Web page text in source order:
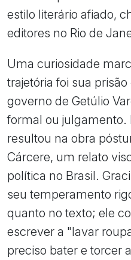
estilo literário afiado,
editores no Rio de
Uma curiosidade
trajetória foi sua
governo de Getúlio
formal ou julgamento.
resultou na obra
Cárcere, um relato
política no Brasil.
seu temperamento
quanto no texto; ele
escrever a "lavar
preciso bater e torcer